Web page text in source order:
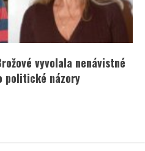
vyvolala nenávistné
politické názory